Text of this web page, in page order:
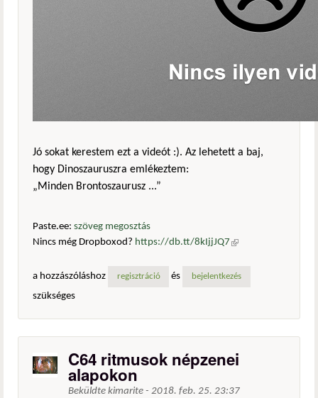
Jó sokat kerestem ezt a videót :). Az lehetett a baj,
hogy Dinoszauruszra emlékeztem:
„Minden Brontoszaurusz ...”
Paste.ee: szöveg megosztás
Nincs még Dropboxod? https://db.tt/8kIjjJQ7 (külső
a hozzászóláshoz
regisztráció és bejelentkezés
szükséges
C64 ritmusok népzenei
alapokon
Beküldte kimarite - 2018. feb. 25. 23:37